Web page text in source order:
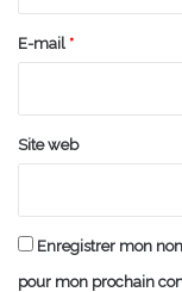
e
E-mail *
Site web
Enregistrer mon
pour mon prochain